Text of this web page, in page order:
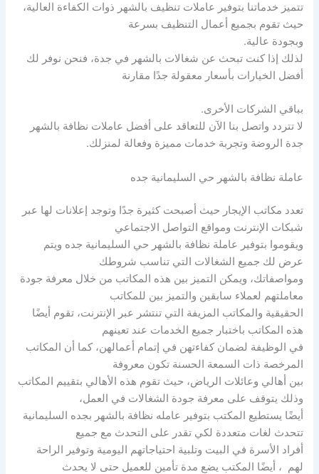
تتميز خدماتنا بتوفير عاملات تنظيف بالشهر ذوات الكفاءة العالية،
حيث تقوم بجميع أعمال التنظيف بسرعة
وبجودة عالية.
لذلك إذا كنت تبحث عن شغالات بالشهر في جدة، فنحن نوفر لك
أفضل الخيارات بأسعار معقولة جدًا مقارنة
بباقي الشركات الأخرى.
لا تتردد واتصل بنا الآن للتعاقد على أفضل عاملات نظافة بالشهر
جدة الروضة وتجربة خدمات مميزة وفعالة لمنزلك.
عاملة نظافة بالشهر حي السليمانية جده
تعدد مكاتب الإيجار حيث أصبحت كثيرة جدًا وتوجد إعلانات لها عبر
شبكات الإنترنت ومواقع التواصل الاجتماعي
ويقوموا بتوفير عاملة نظافة بالشهر حي السليمانية جده ويتم
عرض لك جميع الشغالات التي تناسب شروطك
ومواصفاتك، ويمكن التميز بين هذه المكاتب من خلال معرفة جودة
معاملتهم لعملاء سابقين والتميز بين للمكاتب
الحقيقية والمكاتب المزيفة التي تنتشر عبر الإنترنت، تقوم أيضًا
هذه المكاتب باختبار جميع الخدمات عند تعينهم
في الوظيفة لضمان كفاءتهن في إتمام أعمالهن، كما أن المكاتب
المرخصة ذات السمعة الحسنة تكون معروفة
بين أهالي وعائلات الرياض، حيث تقوم هذه الأهالي بتقييم المكاتب
وذلك يتوقف على معرفة جودة الشغالات في العمل،
أيضًا يستطيع المكتب بتوفير عامله نظافة بالشهر بجده السليمانية
تتحدث لغات متعددة لكي تقدر على التحدث مع جميع
أفراد الأسرة في البيت وتلبية احتياجاتهم اليومية وتوفير الراحة
لهم ، أيضًا المكتب يضع مدة تأمين للعميل حتى لا يحدث